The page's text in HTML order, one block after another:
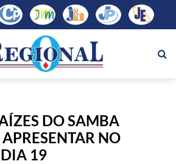
DO SAMBA
NO
19